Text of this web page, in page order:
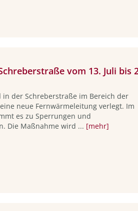
vom 13. Juli bis
in der Schreberstraße im Bereich der
neue Fernwärmeleitung verlegt. Im
es zu Sperrungen und
Die Maßnahme wird ... [mehr]